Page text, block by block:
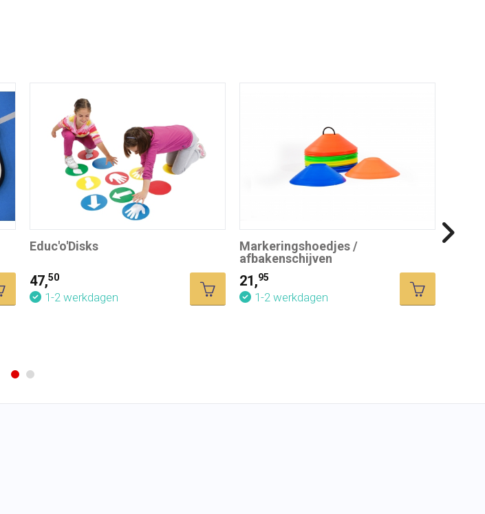
Educ'o'Disks
47,50
1-2 werkdagen
Markeringshoedjes /
afbakenschijven
21,95
1-2 werkdagen